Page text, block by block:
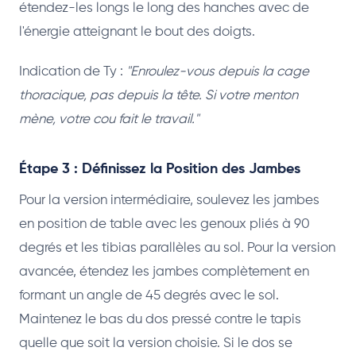
étendez-les longs le long des hanches avec de
l'énergie atteignant le bout des doigts.
Indication de Ty : "Enroulez-vous depuis la cage
thoracique, pas depuis la tête. Si votre menton
mène, votre cou fait le travail."
Étape 3 : Définissez la Position des Jambes
Pour la version intermédiaire, soulevez les jambes
en position de table avec les genoux pliés à 90
degrés et les tibias parallèles au sol. Pour la version
avancée, étendez les jambes complètement en
formant un angle de 45 degrés avec le sol.
Maintenez le bas du dos pressé contre le tapis
quelle que soit la version choisie. Si le dos se